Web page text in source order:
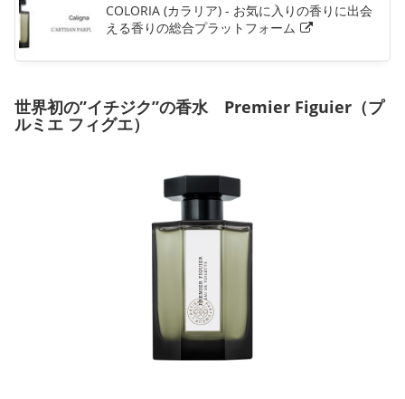
COLORIA (カラリア) - お気に入りの香りに出会
える香りの総合プラットフォーム
世界初の”イチジク”の香水 Premier Figuier（プ
ルミエ フィグエ）